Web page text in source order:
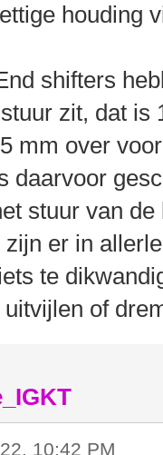
houding
shifters
zit, dat is
mm over
daarvoor
stuur van
zijn er in
te
of
10:42 PM